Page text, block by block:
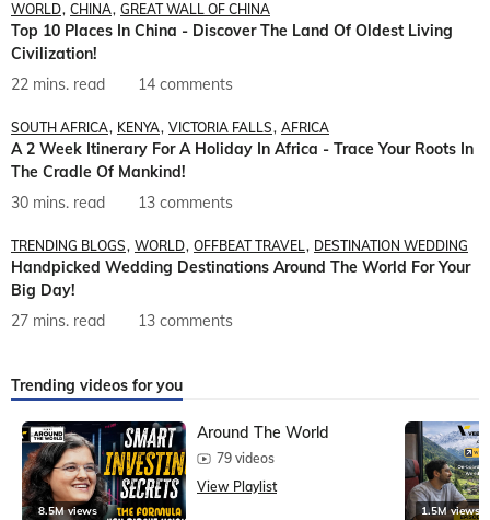
WORLD CHINA GREAT WALL OF CHINA
Top 10 Places In China - Discover The Land Of Oldest Living
Civilization!
22 mins. read
14 comments
SOUTH AFRICA KENYA VICTORIA FALLS AFRICA
A 2 Week Itinerary For A Holiday In Africa - Trace Your Roots In
The Cradle Of Mankind!
30 mins. read
13 comments
TRENDING BLOGS WORLD OFFBEAT TRAVEL DESTINATION WEDDING
Handpicked Wedding Destinations Around The World For Your
Big Day!
27 mins. read
13 comments
Trending videos for you
8.5M views
Around The World
79 videos
View Playlist
1.5M views